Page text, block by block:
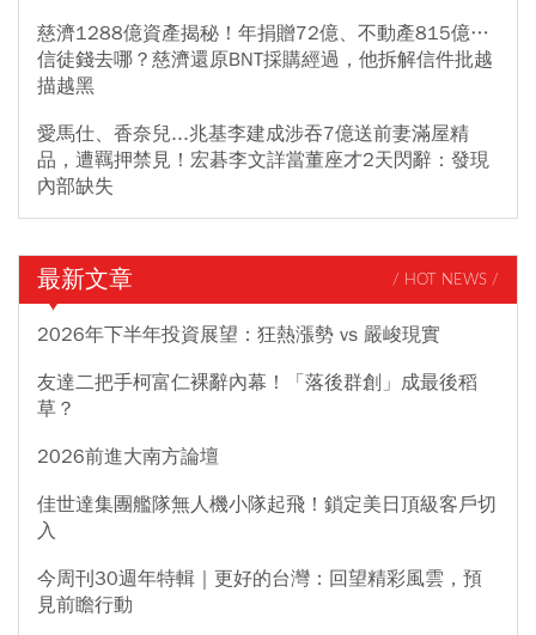
慈濟1288億資產揭秘！年捐贈72億、不動產815億…
信徒錢去哪？慈濟還原BNT採購經過，他拆解信件批越
描越黑
愛馬仕、香奈兒...兆基李建成涉吞7億送前妻滿屋精
品，遭羈押禁見！宏碁李文詳當董座才2天閃辭：發現
內部缺失
最新文章 / HOT NEWS /
2026年下半年投資展望：狂熱漲勢 vs 嚴峻現實
友達二把手柯富仁裸辭內幕！「落後群創」成最後稻
草？
2026前進大南方論壇
佳世達集團艦隊無人機小隊起飛！鎖定美日頂級客戶切
入
今周刊30週年特輯｜更好的台灣：回望精彩風雲，預
見前瞻行動